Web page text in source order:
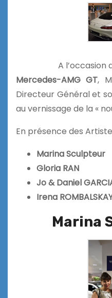
A l’occasion du
Mercedes-AMG GT,
Directeur Général et
au vernissage de la «
En présence des
Marina Sculpteur
Gloria RAN
Jo & Daniel
Irena
Marina